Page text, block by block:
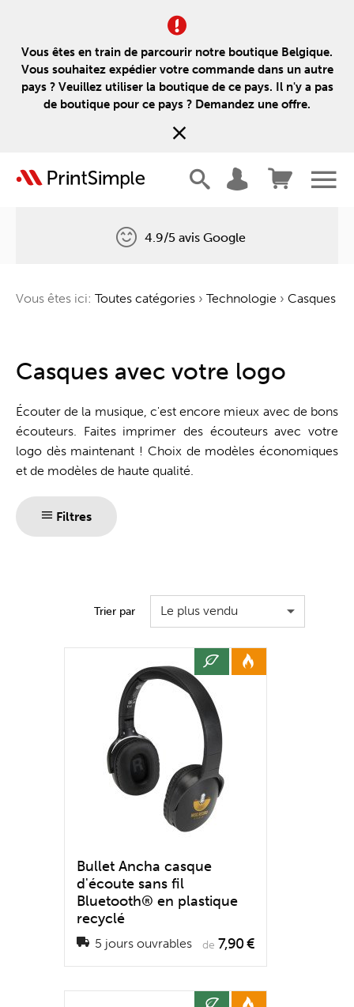
Vous êtes en train de parcourir notre boutique Belgique.
Vous souhaitez expédier votre commande dans un autre
pays ? Veuillez utiliser la boutique de ce pays. Il n'y a pas
de boutique pour ce pays ? Demandez une offre.
4.9/5 avis Google
Vous êtes ici: Toutes catégories › Technologie › Casques
Casques avec votre logo
Écouter de la musique, c'est encore mieux avec de bons
écouteurs. Faites imprimer des écouteurs avec votre
logo dès maintenant ! Choix de modèles économiques
et de modèles de haute qualité.
Filtres
Trier par Le plus vendu
Bullet Ancha casque
d'écoute sans fil
Bluetooth® en plastique
recyclé
5 jours ouvrables de 7,90 €